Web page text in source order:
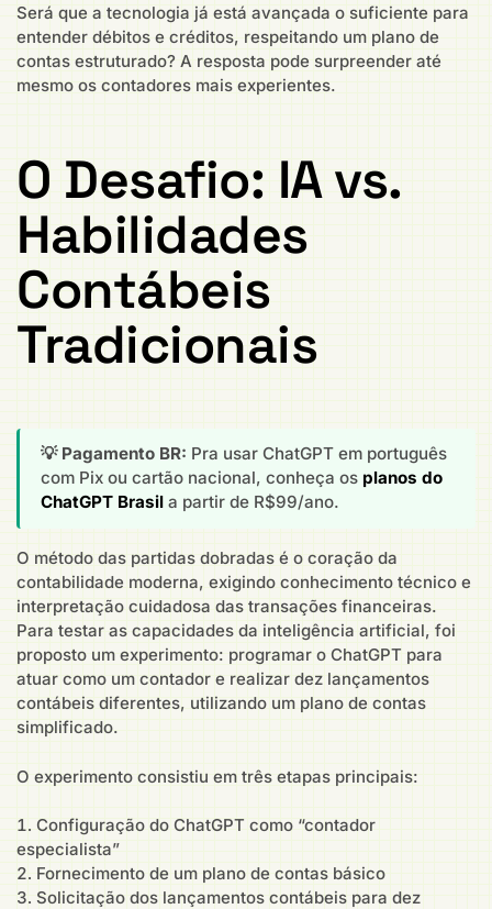
Será que a tecnologia já está avançada o suficiente para
entender débitos e créditos, respeitando um plano de
contas estruturado? A resposta pode surpreender até
mesmo os contadores mais experientes.
O Desafio: IA vs.
Habilidades
Contábeis
Tradicionais
💡 Pagamento BR: Pra usar ChatGPT em português
com Pix ou cartão nacional, conheça os planos do
ChatGPT Brasil a partir de R$99/ano.
O método das partidas dobradas é o coração da
contabilidade moderna, exigindo conhecimento técnico e
interpretação cuidadosa das transações financeiras.
Para testar as capacidades da inteligência artificial, foi
proposto um experimento: programar o ChatGPT para
atuar como um contador e realizar dez lançamentos
contábeis diferentes, utilizando um plano de contas
simplificado.
O experimento consistiu em três etapas principais:
Configuração do ChatGPT como “contador
especialista”
Fornecimento de um plano de contas básico
Solicitação dos lançamentos contábeis para dez